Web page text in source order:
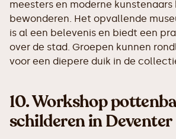
meesters en moderne kunstenaars
bewonderen. Het opvallende
is al een belevenis en biedt een
over de stad. Groepen kunnen
voor een diepere duik in de
10.Workshop
schilderen in Deventer